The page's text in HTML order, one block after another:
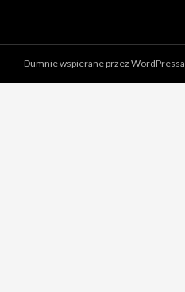
Dumnie wspierane przez WordPressa